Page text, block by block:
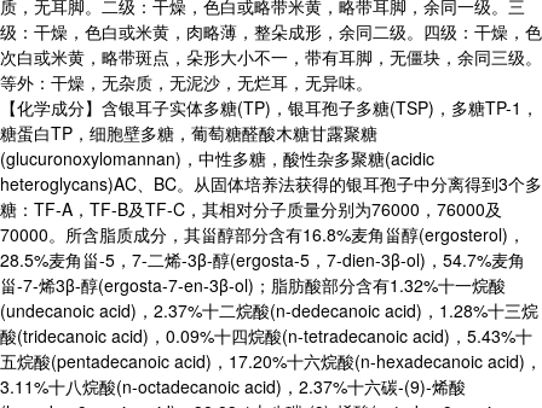
质，无耳脚。二级：干燥，色白或略带米黄，略带耳脚，余同一级。三
级：干燥，色白或米黄，肉略薄，整朵成形，余同二级。四级：干燥，色
次白或米黄，略带斑点，朵形大小不一，带有耳脚，无僵块，余同三级。
等外：干燥，无杂质，无泥沙，无烂耳，无异味。
【化学成分】含银耳子实体多糖(TP)，银耳孢子多糖(TSP)，多糖TP-1，
糖蛋白TP，细胞壁多糖，葡萄糖醛酸木糖甘露聚糖
(glucuronoxylomannan)，中性多糖，酸性杂多聚糖(acidic
heteroglycans)AC、BC。从固体培养法获得的银耳孢子中分离得到3个多
糖：TF-A，TF-B及TF-C，其相对分子质量分别为76000，76000及
70000。所含脂质成分，其甾醇部分含有16.8%麦角甾醇(ergosterol)，
28.5%麦角甾-5，7-二烯-3β-醇(ergosta-5，7-dien-3β-ol)，54.7%麦角
甾-7-烯3β-醇(ergosta-7-en-3β-ol)；脂肪酸部分含有1.32%十一烷酸
(undecanoic acid)，2.37%十二烷酸(n-dedecanoic acid)，1.28%十三烷
酸(tridecanoic acid)，0.09%十四烷酸(n-tetradecanoic acid)，5.43%十
五烷酸(pentadecanoic acid)，17.20%十六烷酸(n-hexadecanoic acid)，
3.11%十八烷酸(n-octadecanoic acid)，2.37%十六碳-(9)-烯酸